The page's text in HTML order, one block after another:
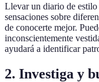
Llevar un diario de estilo
sensaciones sobre
de conocerte mejor.
inconscientemente
ayudará a identificar
2. Investiga y